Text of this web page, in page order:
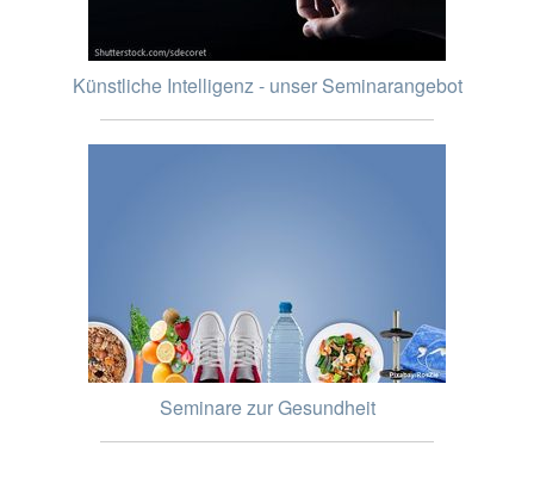
Künstliche Intelligenz - unser Seminarangebot
Seminare zur Gesundheit